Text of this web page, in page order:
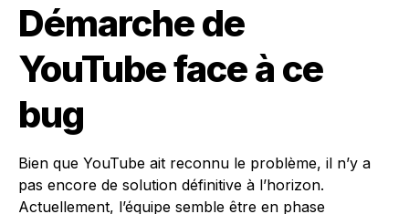
Démarche de
YouTube face à ce
bug
Bien que YouTube ait reconnu le problème, il n’y a
pas encore de solution définitive à l’horizon.
Actuellement, l’équipe semble être en phase